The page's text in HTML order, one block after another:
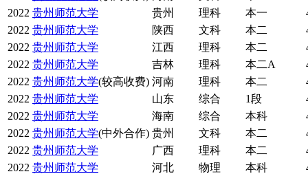
2022 贵州师范大学 贵州 理科 本一
2022 贵州师范大学 陕西 文科 本二
2022 贵州师范大学 江西 理科 本二
2022 贵州师范大学 吉林 理科 本二A
2022 贵州师范大学(较高收费) 河南 理科 本二
2022 贵州师范大学 山东 综合 1段
2022 贵州师范大学 海南 综合 本科
2022 贵州师范大学(中外合作) 贵州 文科 本二
2022 贵州师范大学 广西 理科 本二
2022 贵州师范大学 河北 物理 本科